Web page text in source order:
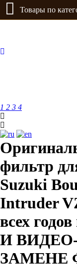
1 2 3 4
фильтр
Suzuki
Intruder
всех
И
ЗАМЕНЕ
Товары по